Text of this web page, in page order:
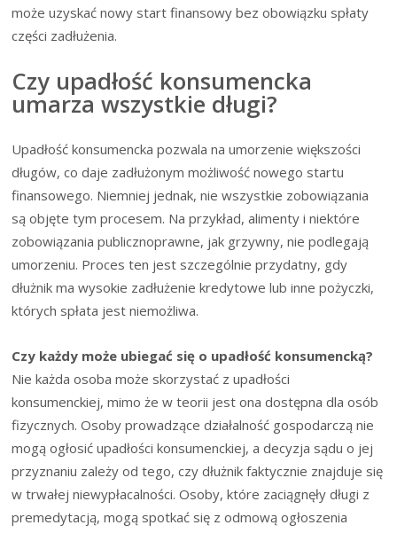
może uzyskać nowy start finansowy bez obowiązku spłaty
części zadłużenia.
Czy upadłość konsumencka
umarza wszystkie długi?
Upadłość konsumencka pozwala na umorzenie większości
długów, co daje zadłużonym możliwość nowego startu
finansowego. Niemniej jednak, nie wszystkie zobowiązania
są objęte tym procesem. Na przykład, alimenty i niektóre
zobowiązania publicznoprawne, jak grzywny, nie podlegają
umorzeniu. Proces ten jest szczególnie przydatny, gdy
dłużnik ma wysokie zadłużenie kredytowe lub inne pożyczki,
których spłata jest niemożliwa.
Czy każdy może ubiegać się o upadłość konsumencką?
Nie każda osoba może skorzystać z upadłości
konsumenckiej, mimo że w teorii jest ona dostępna dla osób
fizycznych. Osoby prowadzące działalność gospodarczą nie
mogą ogłosić upadłości konsumenckiej, a decyzja sądu o jej
przyznaniu zależy od tego, czy dłużnik faktycznie znajduje się
w trwałej niewypłacalności. Osoby, które zaciągnęły długi z
premedytacją, mogą spotkać się z odmową ogłoszenia